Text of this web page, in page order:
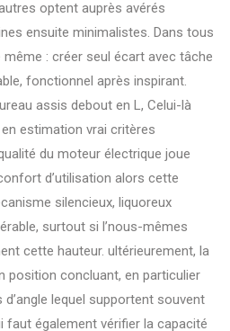
optent auprès avérés
ensuite minimalistes. Dans tous
même : créer seul écart avec tâche
fonctionnel après inspirant.
assis debout en L, Celui-là
estimation vrai critères
du moteur électrique joue
d’utilisation alors cette
silencieux, liquoreux
surtout si l’nous-mêmes
cette hauteur. ultérieurement, la
position concluant, en particulier
lequel supportent souvent
faut également vérifier la capacité